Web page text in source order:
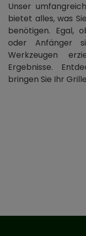
Unser
bietet alles, was
benötigen. Egal,
oder Anfänger
Werkzeugen
Ergebnisse.
bringen Sie Ihr